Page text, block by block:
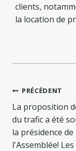
clients,
la location de
de
l’article
PRÉCÉDENT
La proposition
du trafic a été
la présidence de
l'Assemblée! Les